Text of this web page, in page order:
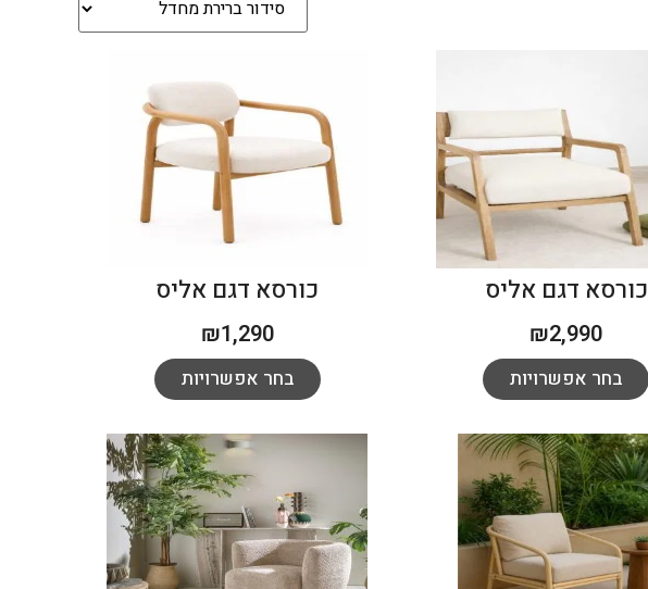
כורסא דגם אליס
₪2,990
בחר אפשרויות
כורסא דגם אליס
₪1,290
בחר אפשרויות